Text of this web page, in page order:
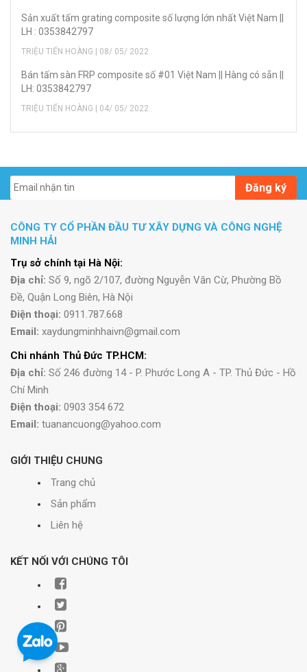
Sản xuất tấm grating composite số lượng lớn nhất Việt Nam ||
LH : 0353842797
TRIỆU TIẾN HOÀNG | 08/ 05/ 2022
Bán tấm sàn FRP composite số #01 Việt Nam || Hàng có sẵn ||
LH: 0353842797
TRIỆU TIẾN HOÀNG | 04/ 05/ 2022
Đăng ký
CÔNG TY CỔ PHẦN ĐẦU TƯ XÂY DỰNG VÀ CÔNG NGHỆ
MINH HẢI
Trụ sở chính tại Hà Nội:
Địa chỉ: Số 9, ngõ 2/107, đường Nguyễn Văn Cừ, Phường Bồ
Đề, Quận Long Biên, Hà Nội
Điện thoại: 0911.787.668
Email: xaydungminhhaivn@gmail.com
Chi nhánh Thủ Đức TP.HCM:
Địa chỉ: Số 246 đường 14 - P. Phước Long A - TP. Thủ Đức - Hồ
Chí Minh
Điện thoại: 0903 354 672
Email: tuanancuong@yahoo.com
GIỚI THIỆU CHUNG
Trang chủ
Sản phẩm
Liên hệ
KẾT NỐI VỚI CHÚNG TÔI